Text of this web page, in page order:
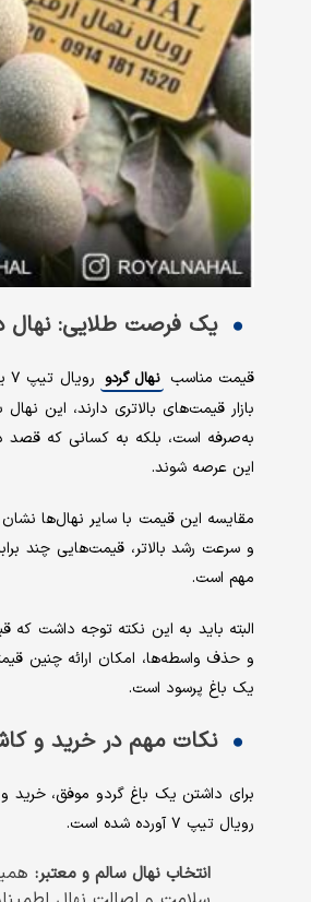
یک فرصت طلایی: نهال دو ساله
قیمت مناسب نهال گردو
به‌صرفه است، بلکه به کسانی که قصد
این عرصه شوند.
و سرعت رشد بالاتر، قیمت‌هایی چند
مهم است.
البته باید به این نکته توجه داشت که
یک باغ پرسود است.
نکات مهم در خرید و
برای داشتن یک باغ گردو موفق، خرید
رویال تیپ ۷ آورده شده است.
انتخاب نهال سالم و معتبر: